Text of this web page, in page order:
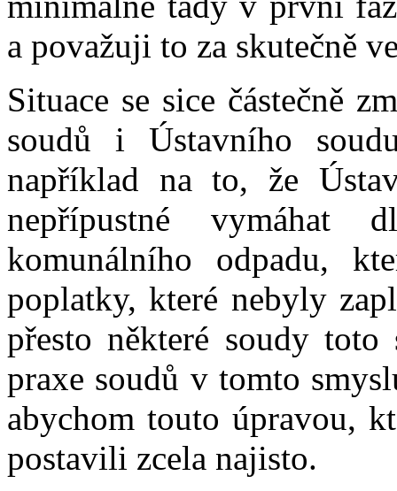
a považuji to za skutečně
Situace se sice částečně
soudů i Ústavního
například na to, že
nepřípustné
komunálního odpadu,
poplatky, které nebyly
přesto některé soudy toto
praxe soudů v tomto
abychom touto úpravou,
postavili zcela najisto.